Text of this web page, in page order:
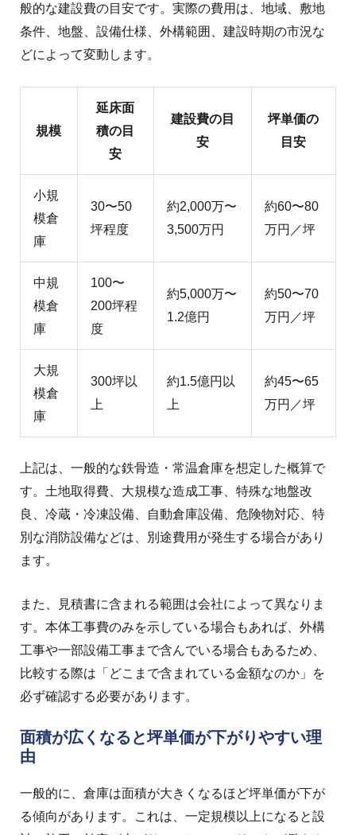
般的な建設費の目安です。実際の費用は、地域、敷地
条件、地盤、設備仕様、外構範囲、建設時期の市況な
どによって変動します。
規模
延床面
積の目
安
建設費の目
安
坪単価の
目安
小規
模倉
庫
30〜50
坪程度
約2,000万〜
3,500万円
約60〜80
万円／坪
中規
模倉
庫
100〜
200坪程
度
約5,000万〜
1.2億円
約50〜70
万円／坪
大規
模倉
庫
300坪以
上
約1.5億円以
上
約45〜65
万円／坪
上記は、一般的な鉄骨造・常温倉庫を想定した概算で
す。土地取得費、大規模な造成工事、特殊な地盤改
良、冷蔵・冷凍設備、自動倉庫設備、危険物対応、特
別な消防設備などは、別途費用が発生する場合があり
ます。
また、見積書に含まれる範囲は会社によって異なりま
す。本体工事費のみを示している場合もあれば、外構
工事や一部設備工事まで含んでいる場合もあるため、
比較する際は「どこまで含まれている金額なのか」を
必ず確認する必要があります。
面積が広くなると坪単価が下がりやすい理
由
一般的に、倉庫は面積が大きくなるほど坪単価が下が
る傾向があります。これは、一定規模以上になると設